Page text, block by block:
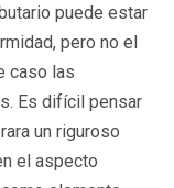
puede estar
pero no el
caso las
Es difícil pensar
un riguroso
el aspecto